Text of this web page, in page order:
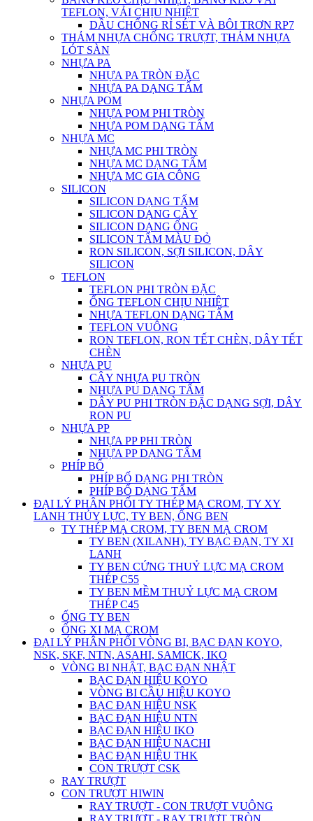
TEFLON, VẢI CHỊU NHIỆT
DẦU CHỐNG RỈ SÉT VÀ BÔI TRƠN RP7
THẢM NHỰA CHỐNG TRƯỢT, THẢM NHỰA
LÓT SÀN
NHỰA PA
NHỰA PA TRÒN ĐẶC
NHỰA PA DẠNG TẤM
NHỰA POM
NHỰA POM PHI TRÒN
NHỰA POM DẠNG TẤM
NHỰA MC
NHỰA MC PHI TRÒN
NHỰA MC DẠNG TẤM
NHỰA MC GIA CÔNG
SILICON
SILICON DẠNG TẤM
SILICON DẠNG CÂY
SILICON DẠNG ỐNG
SILICON TẤM MÀU ĐỎ
RON SILICON, SỢI SILICON, DÂY
SILICON
TEFLON
TEFLON PHI TRÒN ĐẶC
ỐNG TEFLON CHỊU NHIỆT
NHỰA TEFLON DẠNG TẤM
TEFLON VUÔNG
RON TEFLON, RON TẾT CHÈN, DÂY TẾT
CHÈN
NHỰA PU
CÂY NHỰA PU TRÒN
NHỰA PU DẠNG TẤM
DÂY PU PHI TRÒN ĐẶC DẠNG SỢI, DÂY
RON PU
NHỰA PP
NHỰA PP PHI TRÒN
NHỰA PP DẠNG TẤM
PHÍP BỐ
PHÍP BỐ DẠNG PHI TRÒN
PHÍP BỐ DẠNG TẤM
ĐẠI LÝ PHÂN PHỐI TY THÉP MẠ CROM, TY XY
LANH THỦY LỰC, TY BEN, ỐNG BEN
TY THÉP MẠ CROM, TY BEN MẠ CROM
TY BEN (XILANH), TY BẠC ĐẠN, TY XI
LANH
TY BEN CỨNG THUỶ LỰC MẠ CROM
THÉP C55
TY BEN MỀM THUỶ LỰC MẠ CROM
THÉP C45
ỐNG TY BEN
ỐNG XI MẠ CROM
ĐẠI LÝ PHÂN PHỐI VÒNG BI, BẠC ĐẠN KOYO,
NSK, SKF, NTN, ASAHI, SAMICK, IKO
VÒNG BI NHẬT, BẠC ĐẠN NHẬT
BẠC ĐẠN HIỆU KOYO
VÒNG BI CẦU HIỆU KOYO
BẠC ĐẠN HIỆU NSK
BẠC ĐẠN HIỆU NTN
BẠC ĐẠN HIỆU IKO
BẠC ĐẠN HIỆU NACHI
BẠC ĐẠN HIỆU THK
CON TRƯỢT CSK
RAY TRƯỢT
CON TRƯỢT HIWIN
RAY TRƯỢT - CON TRƯỢT VUÔNG
RAY TRƯỢT - RAY TRƯỢT TRÒN